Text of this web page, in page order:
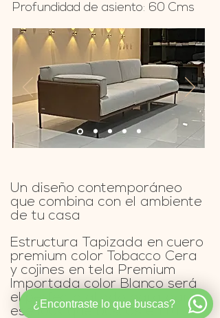
Profundidad de asiento: 60 Cms
SOFA CHESTER
Un diseño contemporáneo
que combina con el ambiente
de tu casa
Estructura Tapizada en cuero
premium color
Tobacco Cera
y cojines en tela Premium
Importada color Blanco será
el perfecto aliado para darle
ese look que buscas en tu
¿Encontraste lo que buscas?